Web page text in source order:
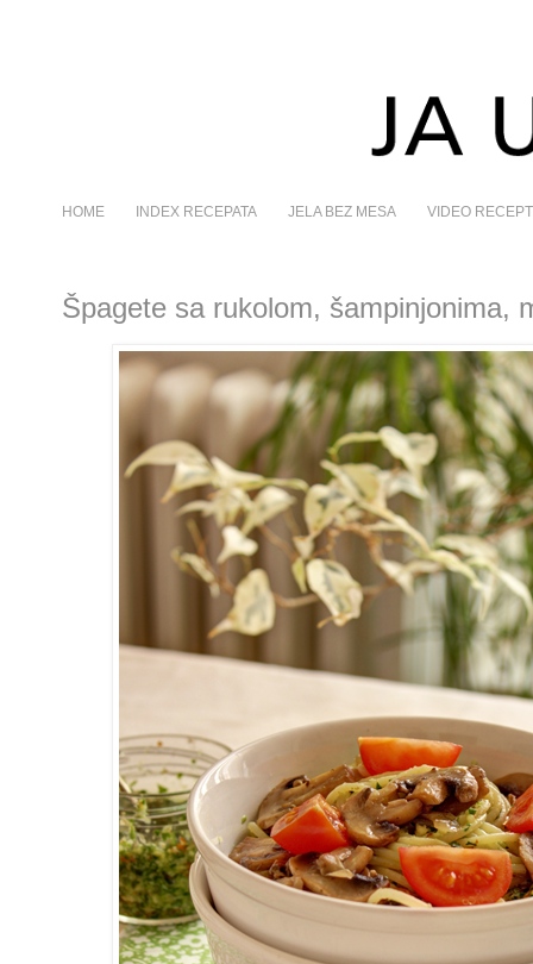
HOME INDEX RECEPATA JELA BEZ MESA VIDEO
Špagete sa rukolom, šampinjonima,